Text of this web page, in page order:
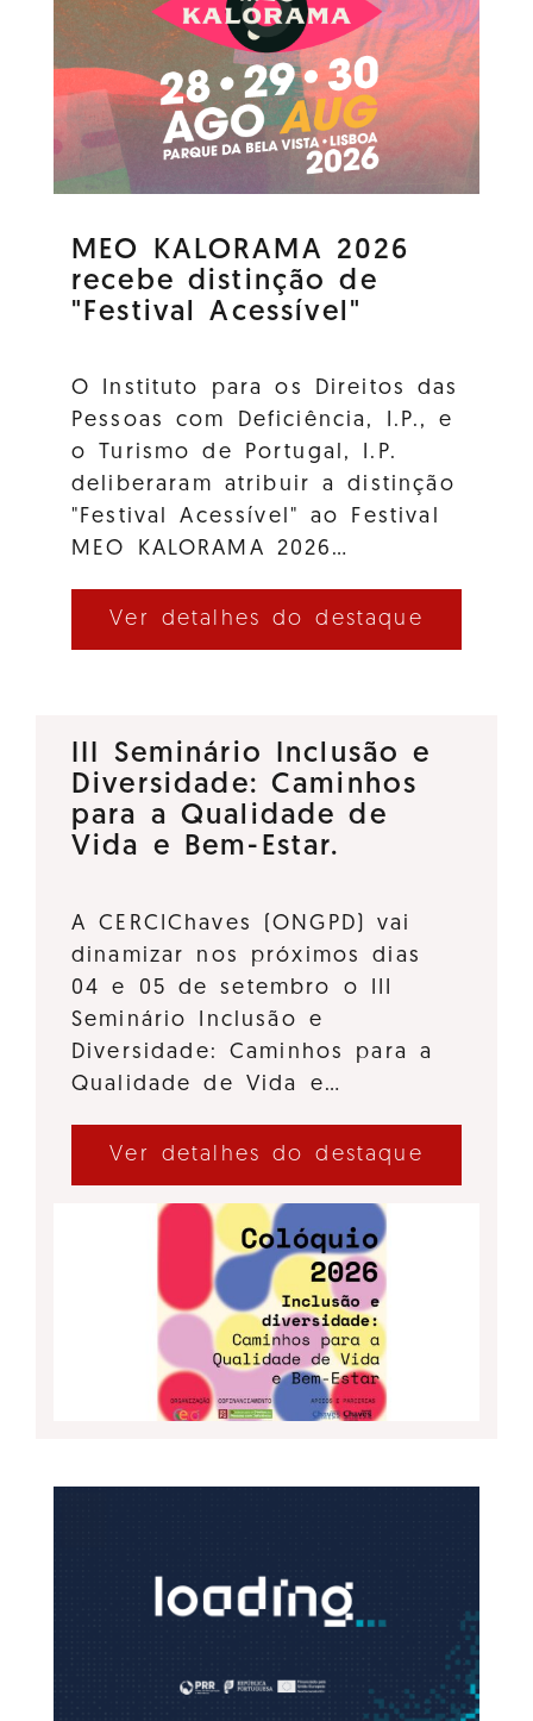
MEO KALORAMA 2026
recebe distinção de
"Festival Acessível"
O Instituto para os Direitos das
Pessoas com Deficiência, I.P., e
o Turismo de Portugal, I.P.
deliberaram atribuir a distinção
"Festival Acessível" ao Festival
MEO KALORAMA 2026…
Ver detalhes do destaque
III Seminário Inclusão e
Diversidade: Caminhos
para a Qualidade de
Vida e Bem-Estar.
A CERCIChaves (ONGPD) vai
dinamizar nos próximos dias
04 e 05 de setembro o III
Seminário Inclusão e
Diversidade: Caminhos para a
Qualidade de Vida e…
Ver detalhes do destaque